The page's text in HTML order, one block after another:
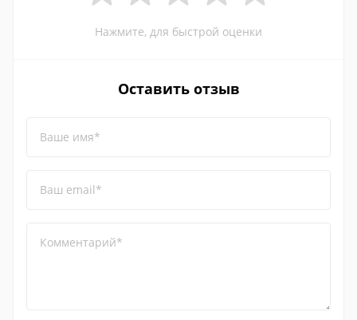
Нажмите, для быстрой оценки
Оставить отзыв
Ваше имя*
Ваш email*
Комментарий*